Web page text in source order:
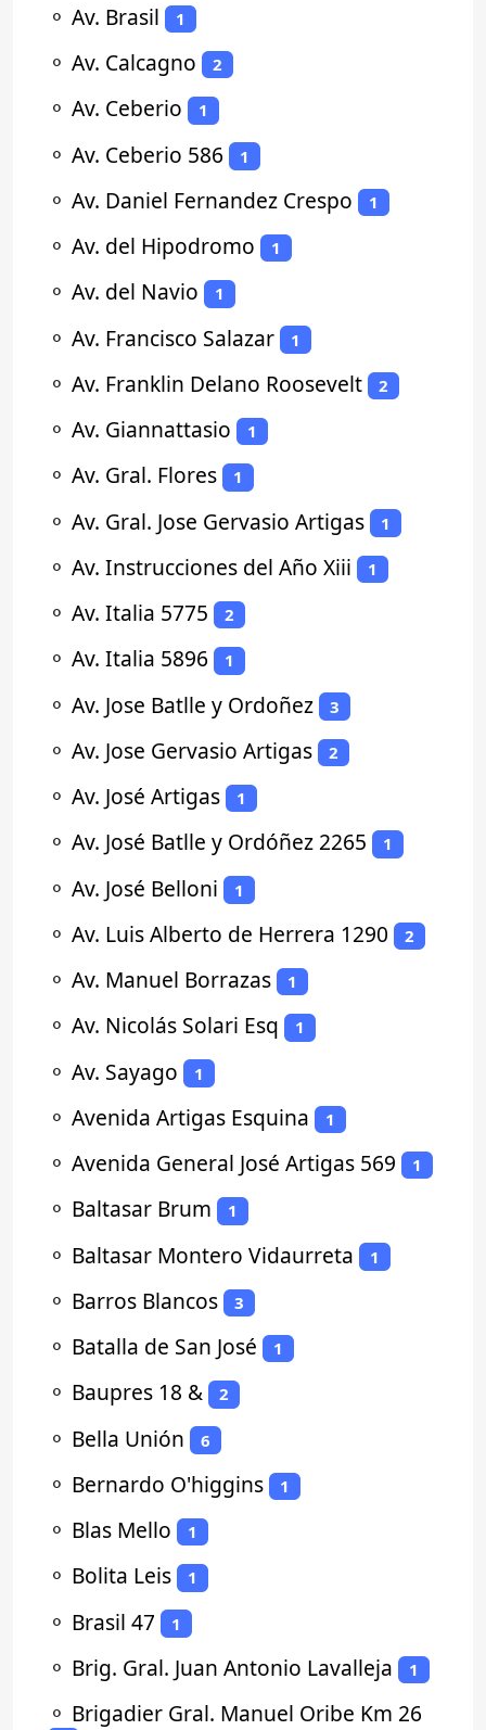
⚬ Av. Brasil 1
⚬ Av. Calcagno 2
⚬ Av. Ceberio 1
⚬ Av. Ceberio 586 1
⚬ Av. Daniel Fernandez Crespo 1
⚬ Av. del Hipodromo 1
⚬ Av. del Navio 1
⚬ Av. Francisco Salazar 1
⚬ Av. Franklin Delano Roosevelt 2
⚬ Av. Giannattasio 1
⚬ Av. Gral. Flores 1
⚬ Av. Gral. Jose Gervasio Artigas 1
⚬ Av. Instrucciones del Año Xiii 1
⚬ Av. Italia 5775 2
⚬ Av. Italia 5896 1
⚬ Av. Jose Batlle y Ordoñez 3
⚬ Av. Jose Gervasio Artigas 2
⚬ Av. José Artigas 1
⚬ Av. José Batlle y Ordóñez 2265 1
⚬ Av. José Belloni 1
⚬ Av. Luis Alberto de Herrera 1290 2
⚬ Av. Manuel Borrazas 1
⚬ Av. Nicolás Solari Esq 1
⚬ Av. Sayago 1
⚬ Avenida Artigas Esquina 1
⚬ Avenida General José Artigas 569 1
⚬ Baltasar Brum 1
⚬ Baltasar Montero Vidaurreta 1
⚬ Barros Blancos 3
⚬ Batalla de San José 1
⚬ Baupres 18 & 2
⚬ Bella Unión 6
⚬ Bernardo O'higgins 1
⚬ Blas Mello 1
⚬ Bolita Leis 1
⚬ Brasil 47 1
⚬ Brig. Gral. Juan Antonio Lavalleja 1
⚬ Brigadier Gral. Manuel Oribe Km 26